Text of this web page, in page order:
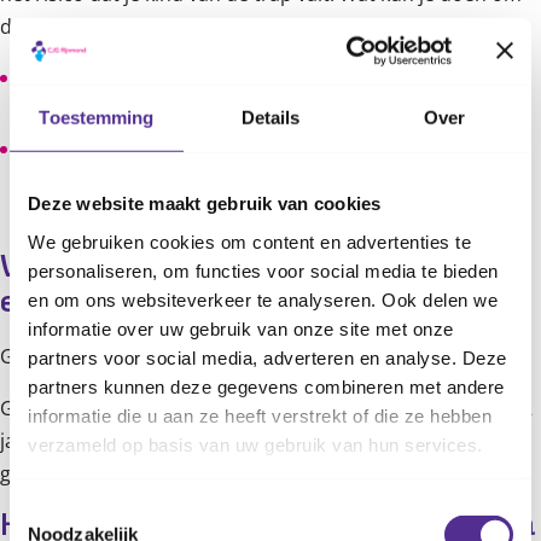
Toestemming Details Over
Deze website maakt gebruik van cookies
We gebruiken cookies om content en advertenties te
personaliseren, om functies voor social media te bieden
en om ons websiteverkeer te analyseren. Ook delen we
informatie over uw gebruik van onze site met onze
partners voor social media, adverteren en analyse. Deze
partners kunnen deze gegevens combineren met andere
informatie die u aan ze heeft verstrekt of die ze hebben
verzameld op basis van uw gebruik van hun services.
Noodzakelijk
dat te voorkomen?
kan komen.
Sluit de badkamerdeur en zorg dat je kind niet bij de
monteert, kan je peuter de deur niet openen.
Wanneer mag je kind een kussen en
een dekbed?
Gebruik tot je kind 2 jaar is, geen kussen en dekbed.
Gaat je kind naar een groter bed en is hij of zij ouder dan 2
jaar? Dan kan je kind nu een dun kussen en een dekbed
gebruiken.
Hoe gebruik je een klamboe voor een